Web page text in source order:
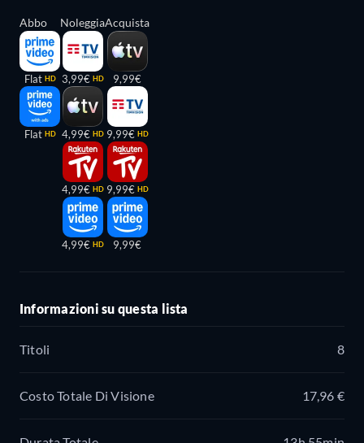
Abbo
Flat HD
Flat HD
Noleggia
3,99€ HD
4,99€ HD
4,99€ HD
4,99€ HD
Acquista
9,99€
9,99€ HD
9,99€ HD
9,99€
Informazioni su questa lista
Titoli 8
Costo Totale Di Visione 17,96 €